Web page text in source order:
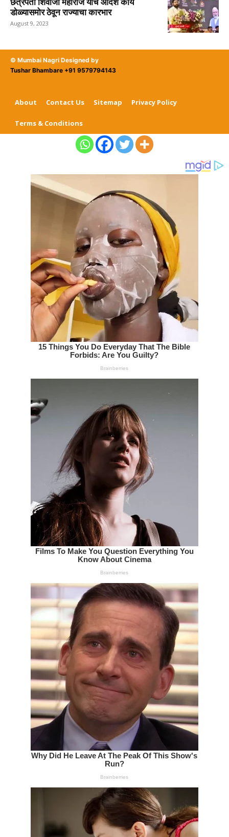
डोळ्यासमोर ठेवून राज्याचा कारभार
August 9, 2023
© Mumbai Nagri Designed by
Tushar Bhambare +91 9579794143
About Contact Us Sitemap Privacy Policy
Terms & Conditions